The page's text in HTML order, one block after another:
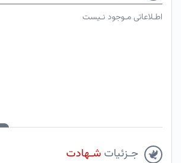
اطـلاعاتی مـوجود نـیست
جـزئیات شـهادت